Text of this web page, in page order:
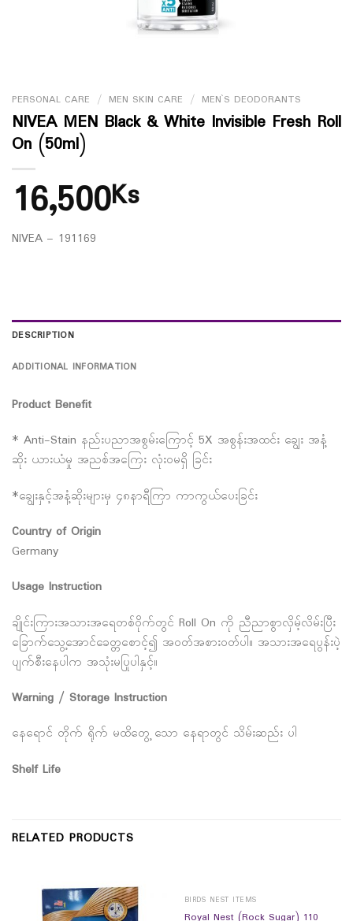
PERSONAL CARE / MEN SKIN CARE / MEN`S DEODORANTS
NIVEA MEN Black & White Invisible Fresh Roll
On (50ml)
16,500Ks
NIVEA – 191169
DESCRIPTION
ADDITIONAL INFORMATION
Product Benefit
* Anti-Stain နည်းပညာအစွမ်းကြောင့် 5X အစွန်းအထင်း ချွေး အနံ့
ဆိုး ယားယံမှု အညစ်အကြေး လုံးဝမရှိ ခြင်း
*ချွေးနှင့်အနံ့ဆိုးများမှ ၄၈နာရီကြာ ကာကွယ်ပေးခြင်း
Country of Origin
Germany
Usage Instruction
ချိုင်းကြားအသားအရေတစ်ဝိုက်တွင် Roll On ကို ညီညာစွာလှိမ့်လိမ်းပြီး
‌ခြောက်သွေ့အောင်ခေတ္တစောင့်၍ အဝတ်အစားဝတ်ပါ။ အသားအရေပွန်းပဲ့
ပျက်စီးနေပါက အသုံးမပြုပါနှင့်။
Warning / Storage Instruction
နေရောင် တိုက် ရိုက် မထိတွေ့ သော နေရာတွင် သိမ်းဆည်း ပါ
Shelf Life
RELATED PRODUCTS
BIRDS NEST ITEMS
Royal Nest (Rock Sugar) 110